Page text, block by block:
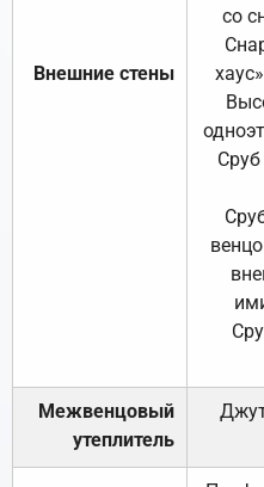
Внешние стены
со
Межвенцовый
утеплитель